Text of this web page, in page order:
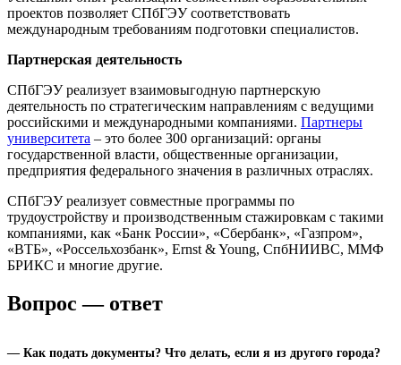
проектов позволяет СПбГЭУ соответствовать
международным требованиям подготовки специалистов.
Партнерская деятельность
СПбГЭУ реализует взаимовыгодную партнерскую
деятельность по стратегическим направлениям с ведущими
российскими и международными компаниями. Партнеры
университета – это более 300 организаций: органы
государственной власти, общественные организации,
предприятия федерального значения в различных отраслях.
СПбГЭУ реализует совместные программы по
трудоустройству и производственным стажировкам с такими
компаниями, как «Банк России», «Сбербанк», «Газпром»,
«ВТБ», «Россельхозбанк», Ernst & Young, СпбНИИВС, ММФ
БРИКС и многие другие.
Вопрос — ответ
— Как подать документы? Что делать, если я из другого города?